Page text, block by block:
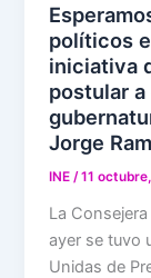
políticos
iniciativa
postular
Jorge
INE /11
La
ayer se tuvo
Unidas de